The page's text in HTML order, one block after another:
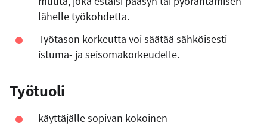
lähelle työkohdetta.
Työtason korkeutta voi säätää sähköisesti
istuma- ja seisomakorkeudelle.
Työtuoli
käyttäjälle sopivan kokoinen